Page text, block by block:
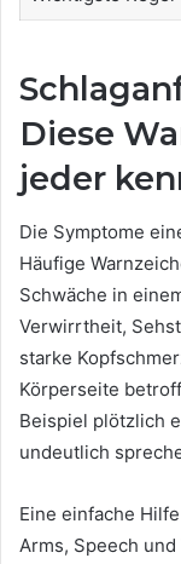
Diese
jeder
Die Symptome
Häufige
Schwäche in
Verwirrtheit,
starke
Körperseite
Beispiel plötzlich
undeutlich
Eine einfache
Arms, Speech